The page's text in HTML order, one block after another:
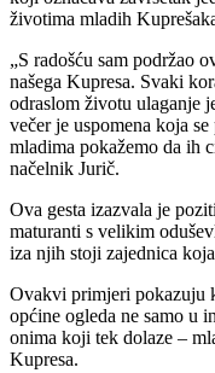
životima mladih
„S radošću sam podržao
našega Kupresa. Svaki
odraslom životu ulaganje
večer je uspomena koja
mladima pokažemo da ih
načelnik Jurič.
Ova gesta izazvala je
maturanti s velikim
iza njih stoji zajednica
Ovakvi primjeri pokazuju
općine ogleda ne samo u
onima koji tek dolaze –
Kupresa.